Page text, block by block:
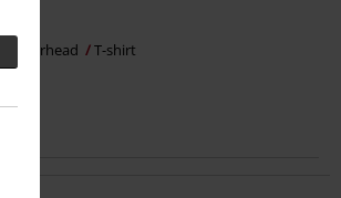
Motörhead T-shirt